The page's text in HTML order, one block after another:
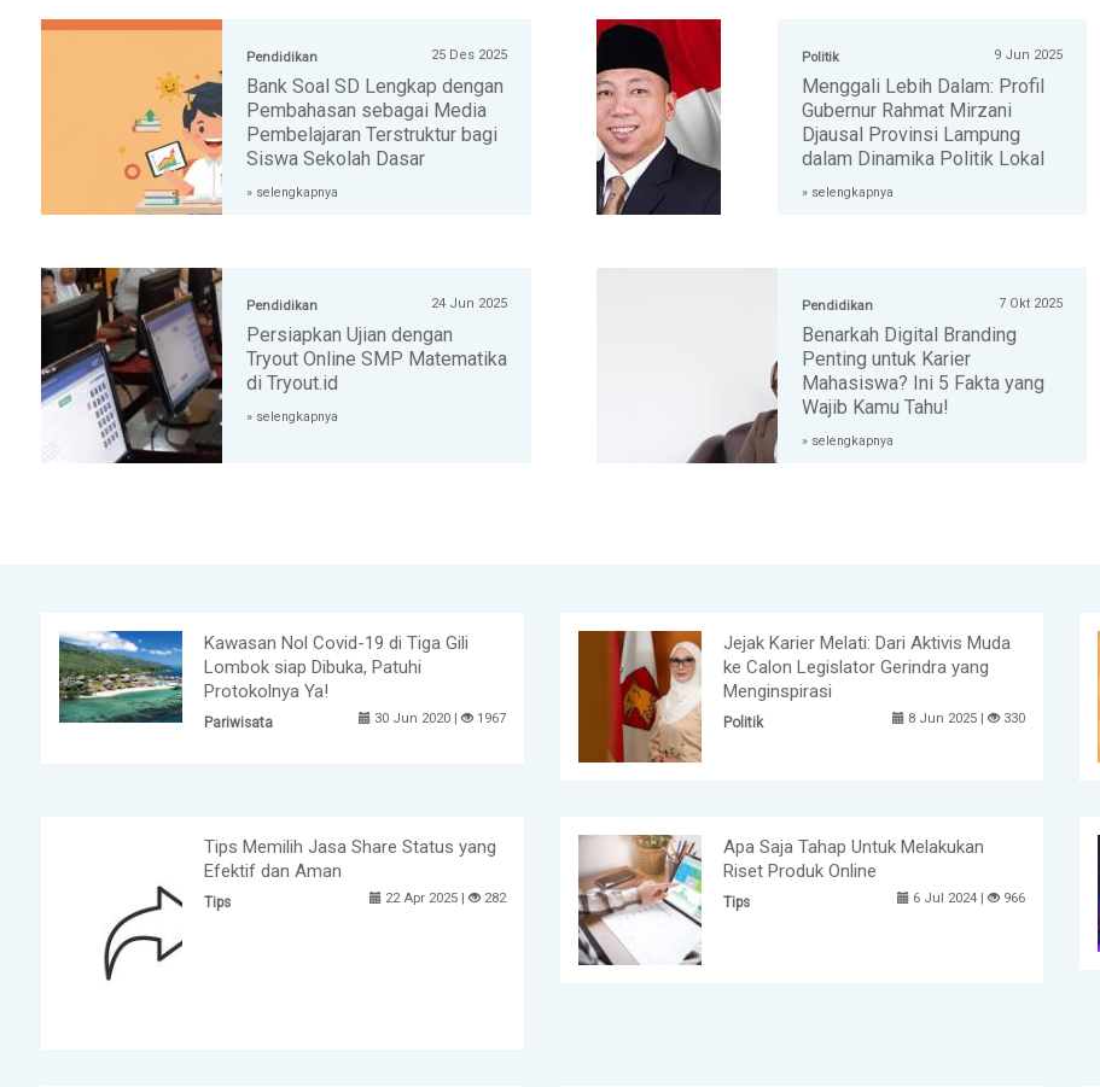
Pendidikan 25 Des 2025
Bank Soal SD Lengkap dengan
Pembahasan sebagai Media
Pembelajaran Terstruktur bagi
Siswa Sekolah Dasar
» selengkapnya
Politik 9 Jun 2025
Menggali Lebih Dalam: Profil
Gubernur Rahmat Mirzani
Djausal Provinsi Lampung
dalam Dinamika Politik Lokal
» selengkapnya
Pendidikan 24 Jun 2025
Persiapkan Ujian dengan
Tryout Online SMP Matematika
di Tryout.id
» selengkapnya
Pendidikan 7 Okt 2025
Benarkah Digital Branding
Penting untuk Karier
Mahasiswa? Ini 5 Fakta yang
Wajib Kamu Tahu!
» selengkapnya
Kawasan Nol Covid-19 di Tiga Gili
Lombok siap Dibuka, Patuhi
Protokolnya Ya!
Pariwisata 30 Jun 2020 | 1967
Jejak Karier Melati: Dari Aktivis Muda
ke Calon Legislator Gerindra yang
Menginspirasi
Politik 8 Jun 2025 | 330
Tips Memilih Jasa Share Status yang
Efektif dan Aman
Tips 22 Apr 2025 | 282
Apa Saja Tahap Untuk Melakukan
Riset Produk Online
Tips 6 Jul 2024 | 966